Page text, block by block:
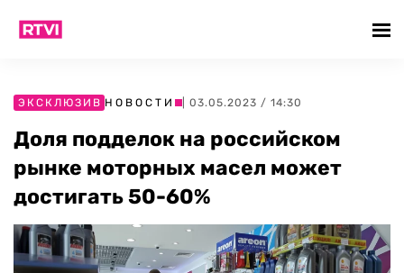
ЭКСКЛЮЗИВ НОВОСТИ | 03.05.2023 / 14:30
Доля подделок на российском
рынке моторных масел может
достигать 50-60%